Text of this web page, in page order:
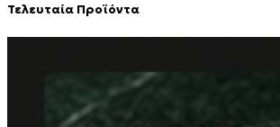
Τελευταία Προϊόντα